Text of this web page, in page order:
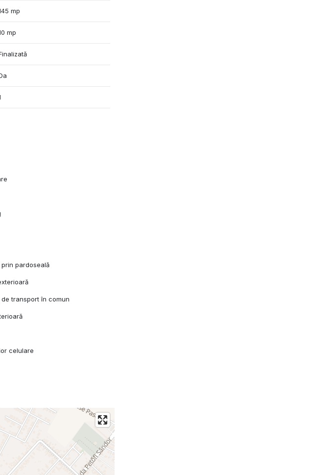
mp
mp
prin pardoseală
transport în comun
celulare